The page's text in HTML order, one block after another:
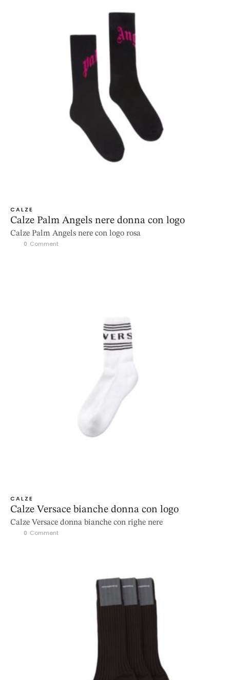
CALZE
Calze Palm Angels nere donna con logo
Calze Palm Angels nere con logo rosa
0 Comment
CALZE
Calze Versace bianche donna con logo
Calze Versace donna bianche con righe nere
0 Comment